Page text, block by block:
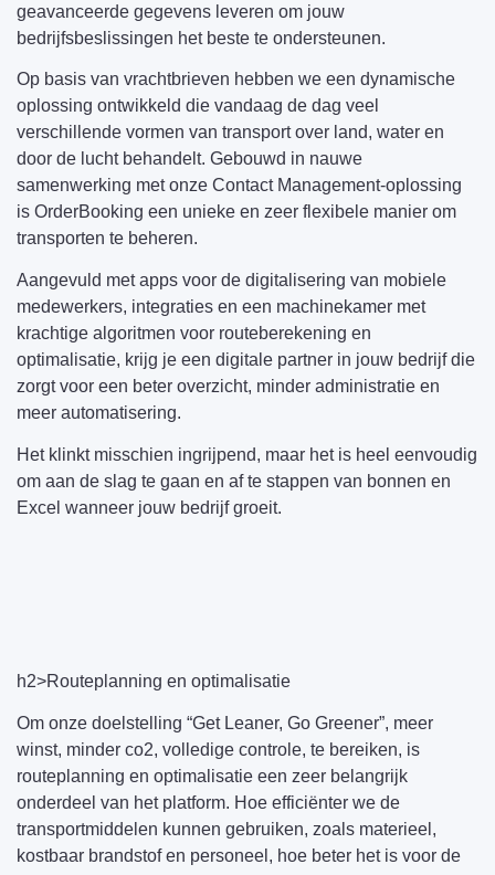
geavanceerde gegevens leveren om jouw
bedrijfsbeslissingen het beste te ondersteunen.
Op basis van vrachtbrieven hebben we een dynamische
oplossing ontwikkeld die vandaag de dag veel
verschillende vormen van transport over land, water en
door de lucht behandelt. Gebouwd in nauwe
samenwerking met onze Contact Management-oplossing
is OrderBooking een unieke en zeer flexibele manier om
transporten te beheren.
Aangevuld met apps voor de digitalisering van mobiele
medewerkers, integraties en een machinekamer met
krachtige algoritmen voor routeberekening en
optimalisatie, krijg je een digitale partner in jouw bedrijf die
zorgt voor een beter overzicht, minder administratie en
meer automatisering.
Het klinkt misschien ingrijpend, maar het is heel eenvoudig
om aan de slag te gaan en af te stappen van bonnen en
Excel wanneer jouw bedrijf groeit.
h2>Routeplanning en optimalisatie
Om onze doelstelling “Get Leaner, Go Greener”, meer
winst, minder co2, volledige controle, te bereiken, is
routeplanning en optimalisatie een zeer belangrijk
onderdeel van het platform. Hoe efficiënter we de
transportmiddelen kunnen gebruiken, zoals materieel,
kostbaar brandstof en personeel, hoe beter het is voor de